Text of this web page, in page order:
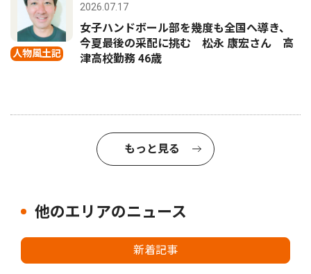
人物風土記
2026.07.17
女子ハンドボール部を幾度も全国へ導き、
今夏最後の采配に挑む 松永 康宏さん 高
津高校勤務 46歳
もっと見る
他のエリアのニュース
新着記事